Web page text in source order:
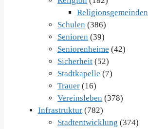
Religionsgemeinden
Schulen (386)
Senioren (39)
Seniorenheime (42)
Sicherheit (52)
Stadtkapelle (7)
Trauer (16)
Vereinsleben (378)
Infrastruktur (782)
Stadtentwicklung (374)